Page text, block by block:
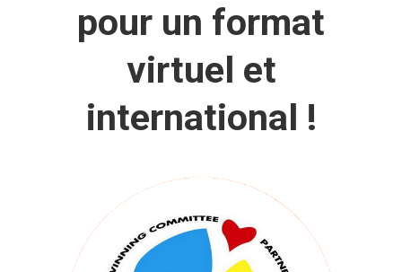
pour un format
virtuel et
international !